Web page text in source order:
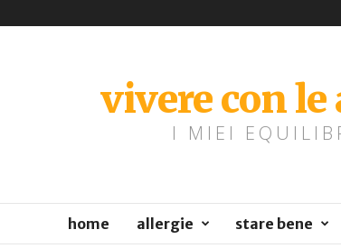
vivere con le
I MIEI
home allergie stare bene